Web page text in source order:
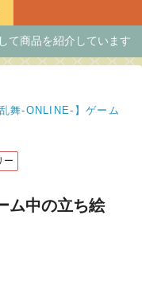
て商品を紹介しています
乱舞-ONLINE-】ゲーム
ー
ム中の立ち絵